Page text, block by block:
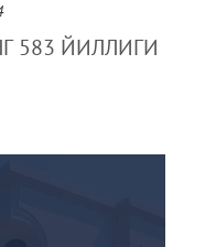
583 ЙИЛЛИГИ